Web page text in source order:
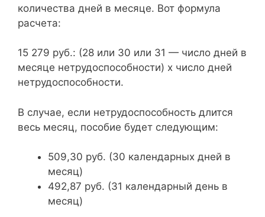
количества дней в месяце. Вот формула
расчета:
15 279 руб.: (28 или 30 или 31 — число дней в
месяце нетрудоспособности) x число дней
нетрудоспособности.
В случае, если нетрудоспособность длится
весь месяц, пособие будет следующим:
509,30 руб. (30 календарных дней в
месяц)
492,87 руб. (31 календарный день в
месяц)